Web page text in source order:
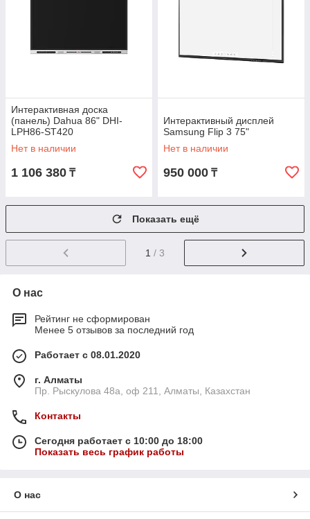
Интерактивная доска
(панель) Dahua 86" DHI-
LPH86-ST420
Нет в наличии
1 106 380 ₸
Интерактивный дисплей
Samsung Flip 3 75"
Нет в наличии
950 000 ₸
Показать ещё
1 / 3
О нас
Рейтинг не сформирован
Менее 5 отзывов за последний год
Работает с 08.01.2020
г. Алматы
Пр. Рыскулова 48а, оф 211, Алматы, Казахстан
Контакты
Сегодня работает с 10:00 до 18:00
Показать весь график работы
О нас